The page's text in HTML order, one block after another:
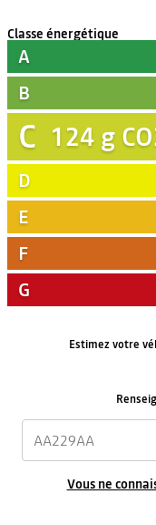
Classe énergétique
A
B
C 124 g
D
E
F
G
Estimez votre
Vous ne